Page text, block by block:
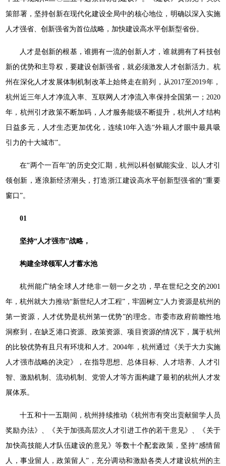
策部署，坚持创新在现代化建设全局中的核心地位，明确以深入实施
人才强省、创新强省为首位战略，加快建设高水平创新型省份。
人才是创新的根基，谁拥有一流的创新人才，谁就拥有了科技创
新的优势和主导权，要建设创新强省，就必须激发人才创新活力。杭
州在深化人才发展体制机制改革上始终走在前列，从2017至2019年，
杭州近三年人才净流入率、互联网人才净流入率保持全国第一；2020
年，杭州引才政策不断加码，人才服务能级不断提升，杭州人才结构
日益多元，人才生态更加优化，连续10年入选“外籍人才眼中最具吸
引力的十大城市”。
在“两个一百年”的历史交汇期，杭州以科创赋能实业、以人才引
领创新，逐浪新经济潮头，打造浙江建设高水平创新型强省的“重要
窗口”。
01
坚持“人才强市”战略，
构建全球领军人才蓄水池
杭州能广纳全球人才绝非一朝一夕之功，早在世纪之交的2001
年，杭州就大力推动“新世纪人才工程”，牢固树立“人力资源是杭州的
第一资源，人才优势是杭州第一优势”的理念。市委市政府前瞻性地
洞察到，在缺乏港口资源、政策资源、项目资源的情况下，属于杭州
的比较优势有且只有环境和人才。2004年，杭州通过《关于大力实施
人才强市战略的决定》，在指导思想、总体目标、人才培养、人才引
智、激励机制、流动机制、党管人才等方面构建了最初的杭州人才发
展体系。
十五和十一五期间，杭州持续推动《杭州市有突出贡献留学人员
奖励办法》、《关于加强高层次人才引进工作的若干意见》、《关于
加快高技能人才队伍建设的意见》等数十个配套政策，坚持“感情留
人，事业留人，政策留人”，充分调动和激励各类人才建设杭州的主